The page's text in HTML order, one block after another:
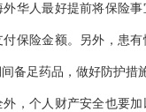
外华人最好提前将保险
保险金额。另外，患
备足药品，做好防护措
个人财产安全也要加